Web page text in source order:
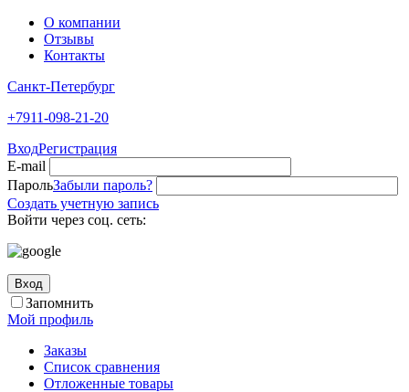
О компании
Отзывы
Контакты
Санкт-Петербург
+7911-098-21-20
ВходРегистрация
E-mail
ПарольЗабыли пароль?
Создать учетную запись
Войти через соц. сеть:
Вход
Запомнить
Мой профиль
Заказы
Список сравнения
Отложенные товары